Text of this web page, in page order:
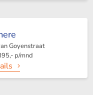
Goyenstraat
p/mnd